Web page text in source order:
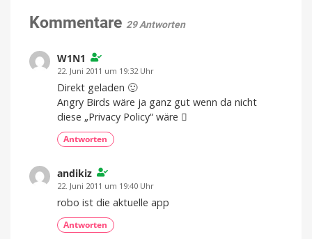
Kommentare 29 Antworten
W1N1
22. Juni 2011 um 19:32 Uhr
Direkt geladen 🙂
Angry Birds wäre ja ganz gut wenn da nicht
diese „Privacy Policy“ wäre 
Antworten
andikiz
22. Juni 2011 um 19:40 Uhr
robo ist die aktuelle app
Antworten